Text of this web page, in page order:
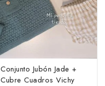
Conjunto Jubón Jade +
Cubre Cuadros Vichy